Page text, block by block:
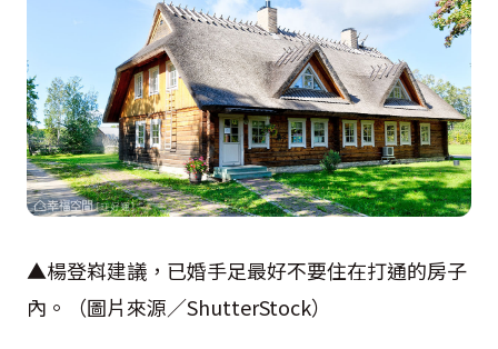
▲楊登嵙建議，已婚手足最好不要住在打通的房子
內。（圖片來源／ShutterStock）